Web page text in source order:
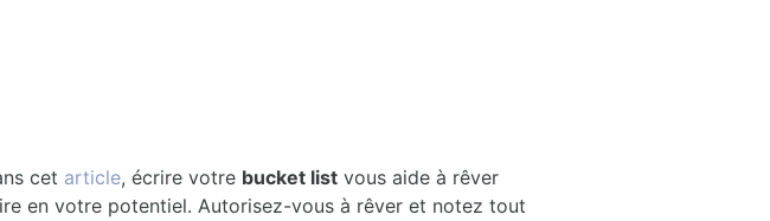
cet article, écrire votre bucket list vous aide à rêver
en votre potentiel. Autorisez-vous à rêver et notez tout